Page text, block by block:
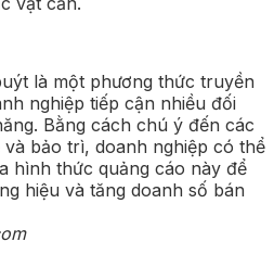
là một phương thức truyền
nghiệp tiếp cận nhiều đối
Bằng cách chú ý đến các
bảo trì, doanh nghiệp có thể
hình thức quảng cáo này để
hiệu và tăng doanh số bán